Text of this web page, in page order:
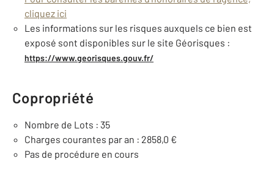
cliquez ici
Les informations sur les risques auxquels ce bien est
exposé sont disponibles sur le site Géorisques :
https://www.georisques.gouv.fr/
Copropriété
Nombre de Lots : 35
Charges courantes par an : 2858,0 €
Pas de procédure en cours